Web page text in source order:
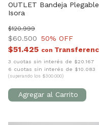
OUTLET Bandeja Plegable
Isora
$60.500
$120.999
50% OFF
$51.425 con
3 cuotas sin interés de $20.167
6 cuotas sin interés de $10.083
(superando los $300.000)